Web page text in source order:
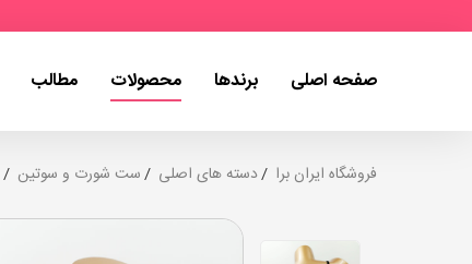
صفحه اصلی برندها محصولات مطالب
فروشگاه ایران برا دسته های اصلی ست شورت و سوتین